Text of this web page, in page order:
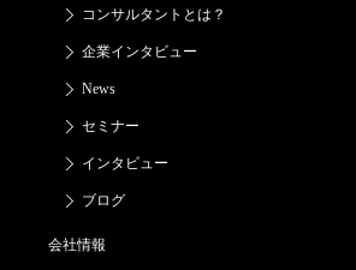
コンサルタントとは？
企業インタビュー
News
セミナー
インタビュー
ブログ
会社情報